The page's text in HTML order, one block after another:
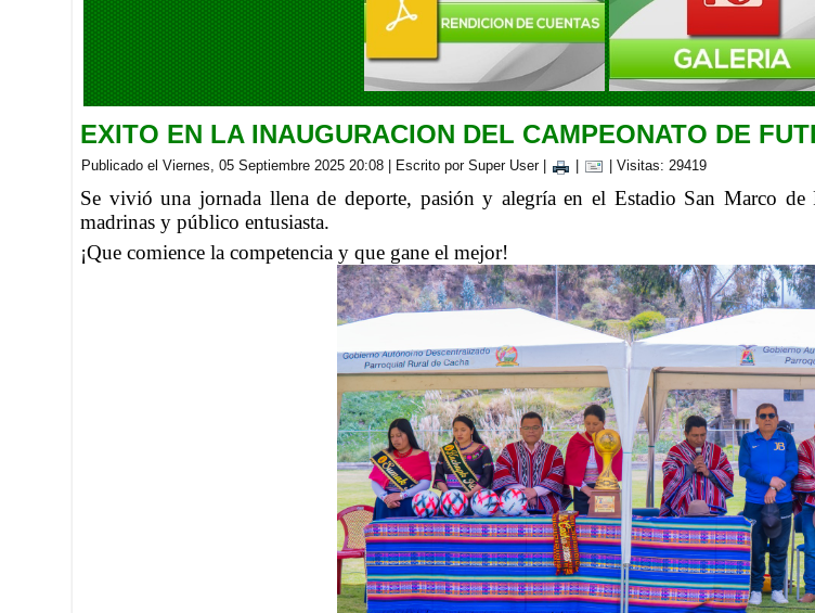
EXITO EN LA INAUGURACION DEL CAMPEONATO DE
Publicado el Viernes, 05 Septiembre 2025 20:08 Escrito por Super User| | Visitas: 29419
Se vivió una jornada llena de deporte, pasión y alegría en el Estadio San Marco de
madrinas y público entusiasta.
¡Que comience la competencia y que gane el mejor!